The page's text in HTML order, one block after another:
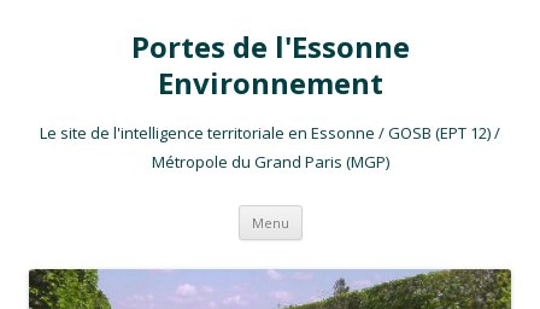
Portes de l'Essonne
Environnement
Le site de l'intelligence territoriale en Essonne / GOSB (EPT 12) /
Métropole du Grand Paris (MGP)
Menu Aller au contenu